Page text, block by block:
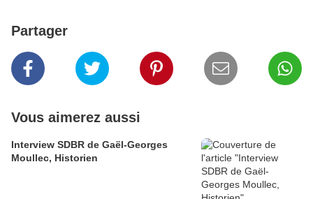
Partager
Vous aimerez aussi
Interview SDBR de Gaël-Georges
Moullec, Historien